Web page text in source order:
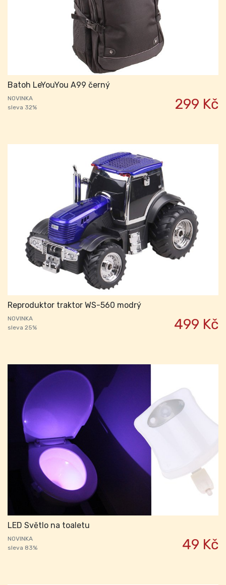
Batoh LeYouYou A99 černý
NOVINKA
sleva 32%
299 Kč
Reproduktor traktor WS-560 modrý
NOVINKA
sleva 25%
499 Kč
LED Světlo na toaletu
NOVINKA
sleva 83%
49 Kč